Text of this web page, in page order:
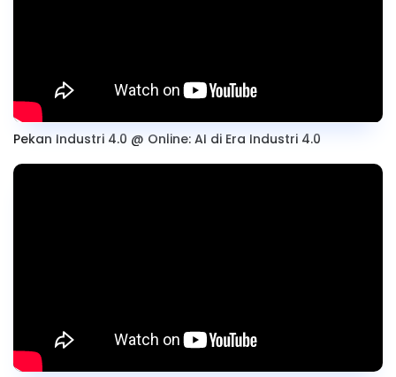
Pekan Industri 4.0 @ Online: AI di Era Industri 4.0